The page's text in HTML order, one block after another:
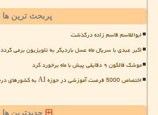
پربحث ترین ها
ابوالقاسم قاسم زاده درگذشت
اکبر عبدی با سریال ماه عسل باردیگر به تلویزیون برمی گردد
موشک فالکون ۹ دقایقی پیش با ماه برخورد کرد
اختصاص 5000 فرصت آموزشی در حوزه AI به کشورهای درحال توسعه
جدیدترین ها